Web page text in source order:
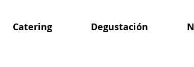
Catering Degustación